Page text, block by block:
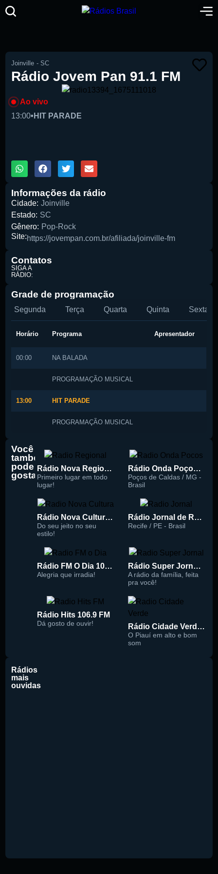
Pesquise aqui a sua rádio favorita:
Joinville -SC
Rádio Jovem Pan 91.1 FM
Ao vivo
13:00• HIT PARADE
Informações da rádio
Cidade: Joinville
Estado: SC
Gênero: Pop-Rock
Site:https://jovempan.com.br/afiliada/joinville-fm
Contatos
SIGA A
RÁDIO:
Grade de programação
Segunda Terça Quarta Quinta Sexta
Horário Programa Apresentador
00:00 NA BALADA
PROGRAMAÇÃO MUSICAL
13:00 HIT PARADE
PROGRAMAÇÃO MUSICAL
Você
também
pode
gostar
Rádio Nova Regional 91.5 FM
Primeiro lugar em todo
lugar!
Rádio Onda Poços 96.7 FM
Poços de Caldas / MG -
Brasil
Rádio Nova Cultura 93.1 FM
Do seu jeito no seu
estilo!
Rádio Jornal de Recife 90.3 FM
Recife / PE - Brasil
Rádio FM O Dia 100.5
Alegria que irradia!
Rádio Super Jornal 105.7 FM
A rádio da família, feita
pra você!
Rádio Hits 106.9 FM
Dá gosto de ouvir! Rádio Cidade Verde 93.5 FM
O Piauí em alto e bom
som
Rádios
mais
ouvidas